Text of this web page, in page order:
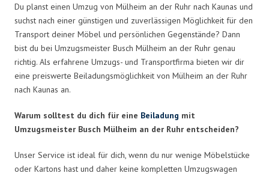
Du planst einen Umzug von Mülheim an der Ruhr nach Kaunas und
suchst nach einer günstigen und zuverlässigen Möglichkeit für den
Transport deiner Möbel und persönlichen Gegenstände? Dann
bist du bei Umzugsmeister Busch Mülheim an der Ruhr genau
richtig. Als erfahrene Umzugs- und Transportfirma bieten wir dir
eine preiswerte Beiladungsmöglichkeit von Mülheim an der Ruhr
nach Kaunas an.
Warum solltest du dich für eine Beiladung mit
Umzugsmeister Busch Mülheim an der Ruhr entscheiden?
Unser Service ist ideal für dich, wenn du nur wenige Möbelstücke
oder Kartons hast und daher keine kompletten Umzugswagen